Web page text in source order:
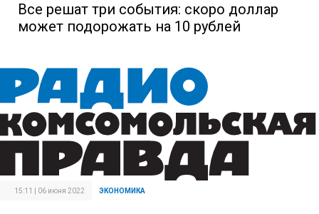
Все решат три события: скоро доллар
может подорожать на 10 рублей
15:11 | 06 июня 2022 ЭКОНОМИКА